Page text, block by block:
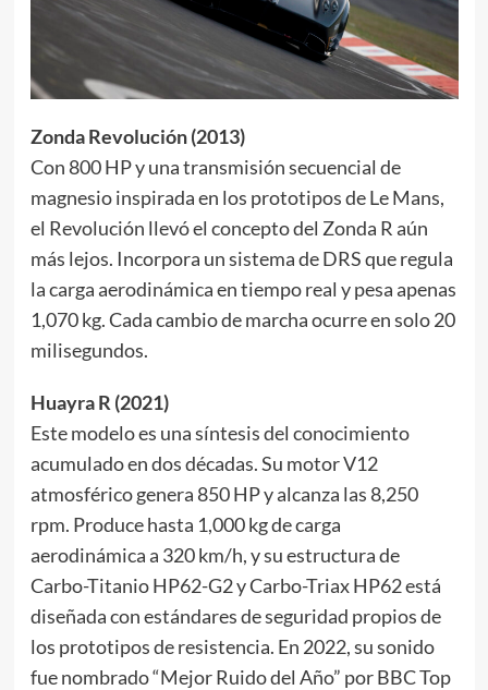
Zonda Revolución (2013)
Con 800 HP y una transmisión secuencial de
magnesio inspirada en los prototipos de Le Mans,
el Revolución llevó el concepto del Zonda R aún
más lejos. Incorpora un sistema de DRS que regula
la carga aerodinámica en tiempo real y pesa apenas
1,070 kg. Cada cambio de marcha ocurre en solo 20
milisegundos.
Huayra R (2021)
Este modelo es una síntesis del conocimiento
acumulado en dos décadas. Su motor V12
atmosférico genera 850 HP y alcanza las 8,250
rpm. Produce hasta 1,000 kg de carga
aerodinámica a 320 km/h, y su estructura de
Carbo-Titanio HP62-G2 y Carbo-Triax HP62 está
diseñada con estándares de seguridad propios de
los prototipos de resistencia. En 2022, su sonido
fue nombrado “Mejor Ruido del Año” por BBC Top